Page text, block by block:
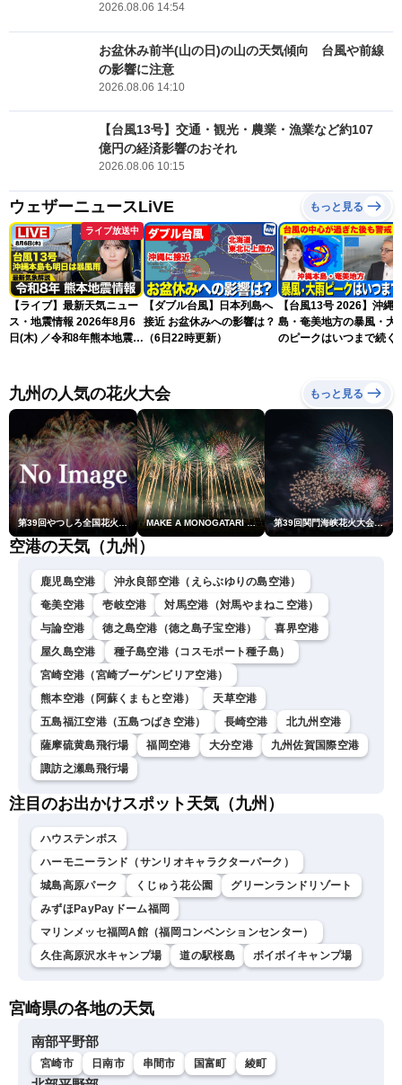
2026.08.06 14:54
お盆休み前半(山の日)の山の天気傾向 台風や前線
の影響に注意
2026.08.06 14:10
【台風13号】交通・観光・農業・漁業など約107
億円の経済影響のおそれ
2026.08.06 10:15
ウェザーニュースLiVE もっと見る
ライブ放送中
【ライブ】最新天気ニュー
ス・地震情報 2026年8月6
日(木) ／令和8年熊本地震情
LiVEムーン・駒木結衣／本
田竜也〉
【ダブル台風】日本列島へ
接近 お盆休みへの影響は？
（6日22時更新）
【台風13号 2026】沖縄
島・奄美地方の暴風・大
のピークはいつまで続く
九州の人気の花火大会 もっと見る
第39回やつしろ全国花火競技大会 MAKE A MONOGATARI 2026 第39回関門海峡花火大会(門司側)
空港の天気（九州）
鹿児島空港
沖永良部空港（えらぶゆりの島空港）
奄美空港
壱岐空港
対馬空港（対馬やまねこ空港）
与論空港
徳之島空港（徳之島子宝空港）
喜界空港
屋久島空港
種子島空港（コスモポート種子島）
宮崎空港（宮崎ブーゲンビリア空港）
熊本空港（阿蘇くまもと空港）
天草空港
五島福江空港（五島つばき空港）
長崎空港
北九州空港
薩摩硫黄島飛行場
福岡空港 大分空港
九州佐賀国際空港
諏訪之瀬島飛行場
注目のお出かけスポット天気（九州）
ハウステンボス
ハーモニーランド（サンリオキャラクターパーク）
城島高原パーク
くじゅう花公園
グリーンランドリゾート
みずほPayPayドーム福岡
マリンメッセ福岡A館（福岡コンベンションセンター）
久住高原沢水キャンプ場
道の駅桜島 ボイボイキャンプ場
宮崎県の各地の天気
南部平野部
宮崎市 日南市 串間市 国富町 綾町